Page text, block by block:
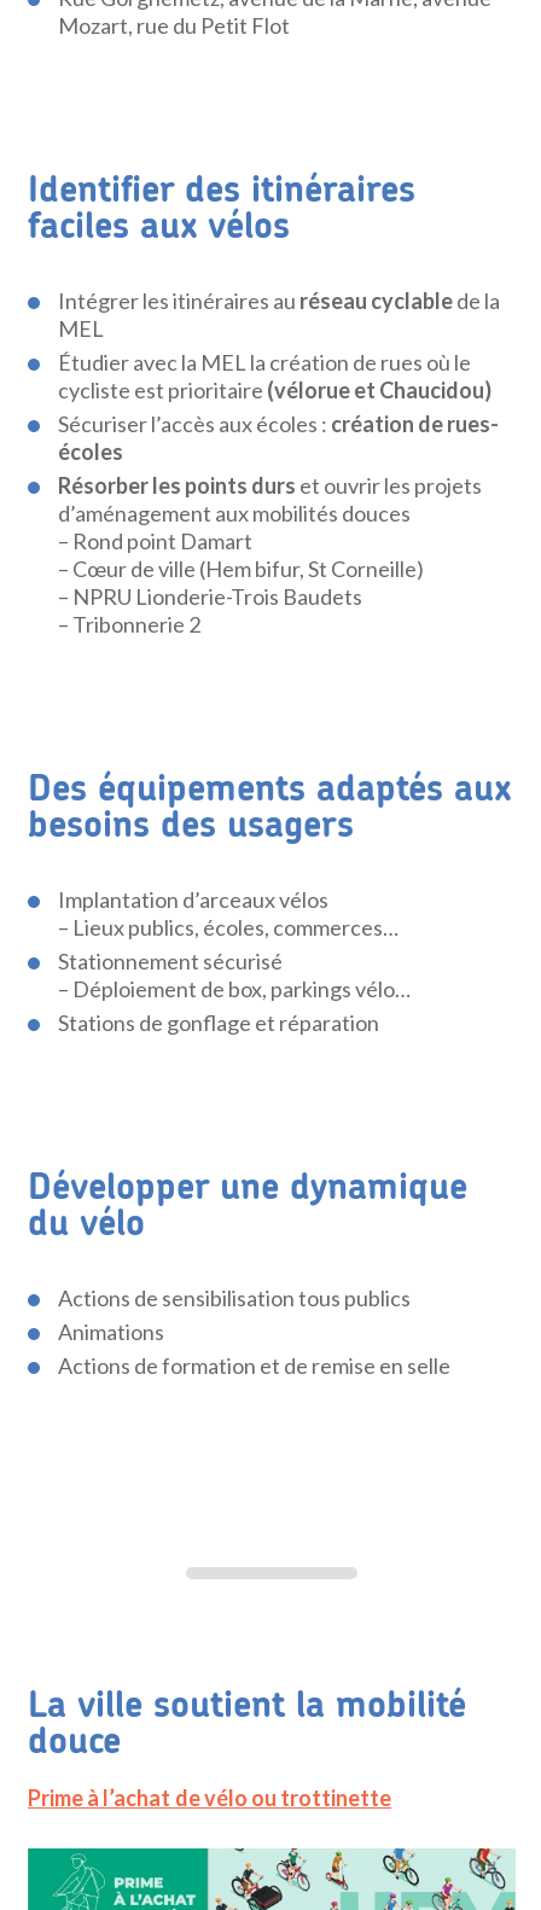
Mozart, rue du Petit Flot
Identifier des itinéraires
faciles aux vélos
Intégrer les itinéraires au réseau cyclablede la
MEL
Étudier avec la MEL la création de rues où le
cycliste est prioritaire (vélorue et Chaucidou)
Sécuriser l’accès aux écoles : création de rues-
écoles
Résorber les points durs et ouvrir les projets
d’aménagement aux mobilités douces
– Rond point Damart
– Cœur de ville (Hem bifur, St Corneille)
– NPRU Lionderie-Trois Baudets
– Tribonnerie 2
Des équipements adaptés aux
besoins des usagers
Implantation d’arceaux vélos
– Lieux publics, écoles, commerces…
Stationnement sécurisé
– Déploiement de box, parkings vélo…
Stations de gonflage et réparation
Développer une dynamique
du vélo
Actions de sensibilisation tous publics
Animations
Actions de formation et de remise en selle
La ville soutient la mobilité
douce
Prime à l’achat de vélo ou trottinette